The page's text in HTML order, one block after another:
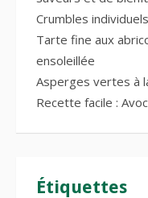
Crumbles
Tarte fine aux
ensoleillée
Asperges vertes à
Recette facile :
Étiquettes